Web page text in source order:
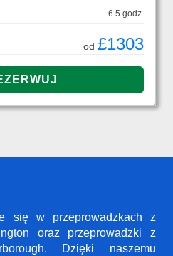
6.5 godz.
od £1303
się w przeprowadzkach z
oraz przeprowadzki z
Dzięki naszemu